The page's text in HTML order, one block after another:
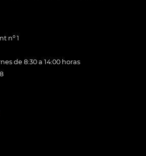
nº 1
de 8:30 a 14:00 horas